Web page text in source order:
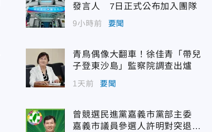
發言人 7日正式公布加入團隊
9小時前 要聞
青鳥偶像大翻車！徐佳青「帶兒
子登東沙島」監察院調查出爐
1天前 要聞
曾競選民進黨嘉義市黨部主委
嘉義市議員參選人許明對突退